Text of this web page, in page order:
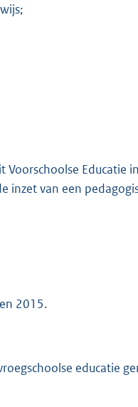
Educatie
inzet van een
2015.
educatie